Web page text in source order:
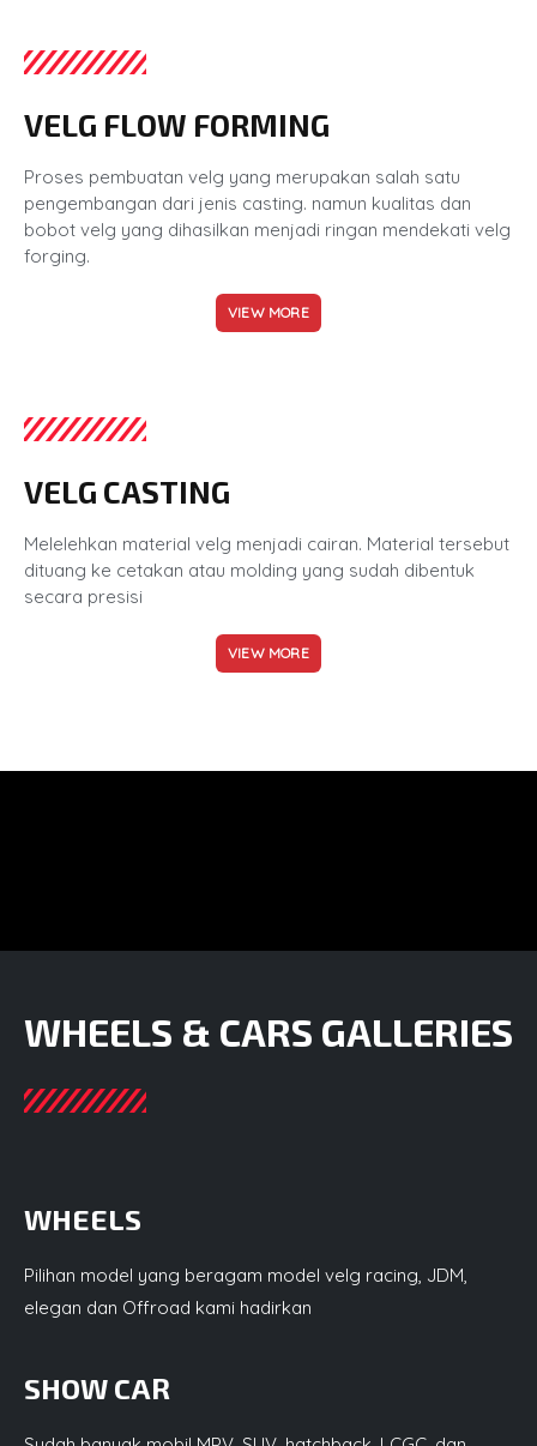
VELG FLOW FORMING
Proses pembuatan velg yang merupakan salah satu
pengembangan dari jenis casting. namun kualitas dan
bobot velg yang dihasilkan menjadi ringan mendekati velg
forging.
VIEW MORE
VELG CASTING
Melelehkan material velg menjadi cairan. Material tersebut
dituang ke cetakan atau molding yang sudah dibentuk
secara presisi
VIEW MORE
WHEELS & CARS GALLERIES
WHEELS
Pilihan model yang beragam model velg racing, JDM,
elegan dan Offroad kami hadirkan
SHOW CAR